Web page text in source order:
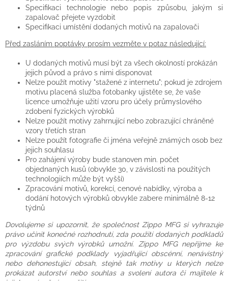
Specifikaci technologie nebo popis způsobu, jakým si
zapalovač přejete vyzdobit
Specifikaci umístění dodaných motivů na zapalovači
Před zasláním poptávky prosím vezměte v potaz následující:
U dodaných motivů musí být za všech okolností prokázán
jejich původ a právo s nimi disponovat
Nelze použít motivy "stažené z internetu"; pokud je zdrojem
motivu placená služba fotobanky ujistěte se, že vaše
licence umožňuje užití vzoru pro účely průmyslového
zdobení fyzických výrobků
Nelze použít motivy zahrnující nebo zobrazující chráněné
vzory třetích stran
Nelze použít fotografie či jména veřejně známých osob bez
jejich souhlasu
Pro zahájení výroby bude stanoven min. počet
objednaných kusů (obvykle 30, v závislosti na použitých
technologiích může být vyšší)
Zpracování motivů, korekcí, cenové nabídky, výroba a
dodání hotových výrobků obvykle zabere minimálně 8-12
týdnů
Dovolujeme si upozornit, že společnost Zippo MFG si vyhrazuje
právo učinit konečné rozhodnutí, zda použití dodaných podkladů
pro výzdobu svých výrobků umožní. Zippo MFG nepřijme ke
zpracování grafické podklady vyjadřující obscénní, nenávistný
nebo dehonestující obsah, stejně tak motivy u kterých nelze
prokázat autorství nebo souhlas a svolení autora či majitele k